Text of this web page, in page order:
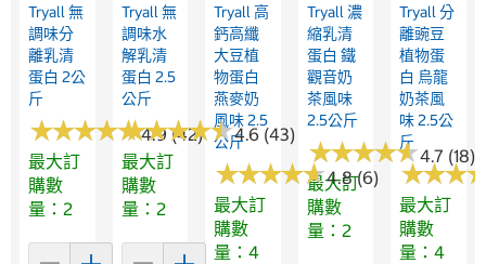
Tryall 無
調味分
離乳清
蛋白 2公
斤
★★★★★
★★★★★4.9 (42)
最大訂
購數
量：2
Tryall 無
調味水
解乳清
蛋白 2.5
公斤
★★★★★
★★★★★4.6 (43)
最大訂
購數
量：2
Tryall 高
鈣高纖
大豆植
物蛋白
燕麥奶
風味 2.5
公斤
★★★★★
★★★★★4.8 (6)
最大訂
購數
量：4
Tryall 濃
縮乳清
蛋白 鐵
觀音奶
茶風味
2.5公斤
★★★★★
★★★★★4.7 (18)
最大訂
購數
量：2
Tryall 分
離豌豆
植物蛋
白 烏龍
奶茶風
味 2.5公
斤
★★★
★★★
最大訂
購數
量：4